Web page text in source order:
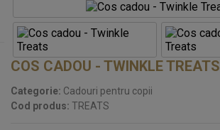
COS CADOU - TWINKLE TREATS
Categorie: Cadouri pentru copii
Cod produs: TREATS